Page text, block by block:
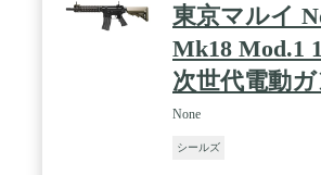
東京マルイ
Mk18 Mod.1
次世代電動ガ
None
シールズ